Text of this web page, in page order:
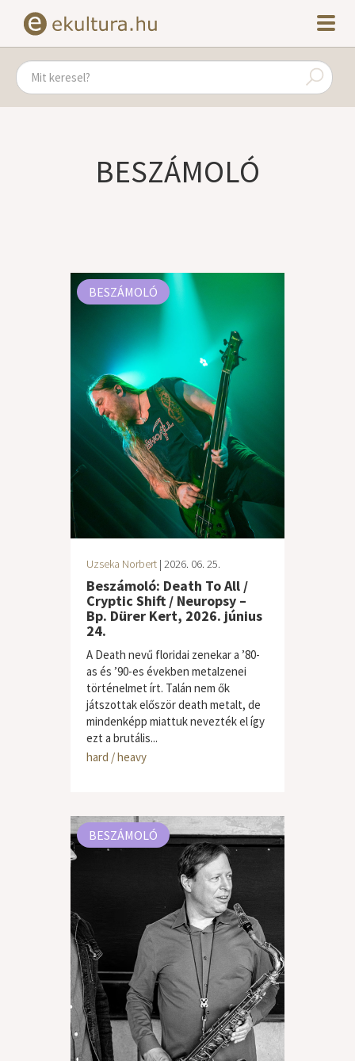
BESZÁMOLÓ
BESZÁMOLÓ
Uzseka Norbert | 2026. 06. 25.
Beszámoló: Death To All /
Cryptic Shift / Neuropsy –
Bp. Dürer Kert, 2026. június
24.
A Death nevű floridai zenekar a ’80-
as és ’90-es években metalzenei
történelmet írt. Talán nem ők
játszottak először death metalt, de
mindenképp miattuk nevezték el így
ezt a brutális...
hard / heavy
BESZÁMOLÓ